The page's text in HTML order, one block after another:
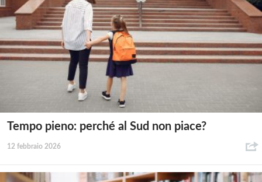
Tempo pieno: perché al Sud non piace?
12 febbraio 2026